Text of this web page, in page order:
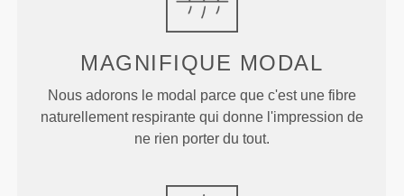
MAGNIFIQUE MODAL
Nous adorons le modal parce que c'est une fibre
naturellement respirante qui donne l'impression de
ne rien porter du tout.